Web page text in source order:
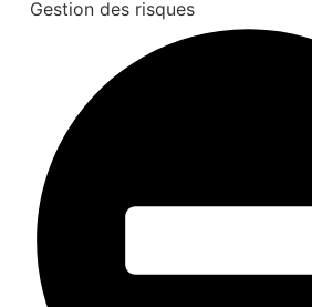
Gestion des risques